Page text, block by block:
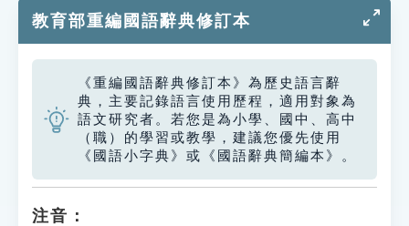
單字索引
生命大百科索引
遊戲專區
教學應用
貓頭鷹博士
教育部重編國語辭典修訂本
《重編國語辭典修訂本》為歷史語言辭
典，主要記錄語言使用歷程，適用對象為
語文研究者。若您是為小學、國中、高中
（職）的學習或教學，建議您優先使用
《國語小字典》或《國語辭典簡編本》。
注音：